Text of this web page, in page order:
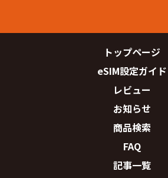
トップページ
eSIM設定ガイド
レビュー
お知らせ
商品検索
FAQ
記事一覧